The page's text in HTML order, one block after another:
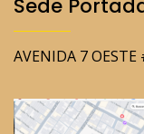
Sede
AVENIDA 7 OESTE